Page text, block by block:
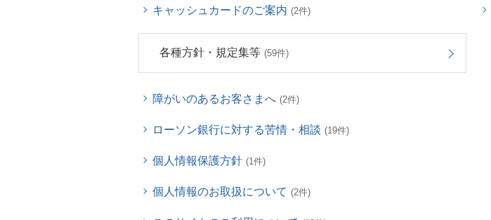
キャッシュカードのご案内 (2件)
各種方針・規定集等 (59件)
障がいのあるお客さまへ (2件)
ローソン銀行に対する苦情・相談 (19件)
個人情報保護方針 (1件)
個人情報のお取扱について (2件)